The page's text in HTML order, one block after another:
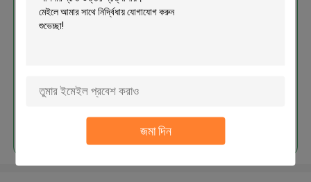
জমা দিন
সি আইডিয়া ১০ ইঞ্চি অ্যান্ড্রয়েড ১২ ট্যাবলেট ৮
চালিয়ে